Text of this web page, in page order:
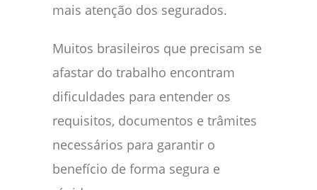
mais atenção dos segurados.
Muitos brasileiros que precisam se
afastar do trabalho encontram
dificuldades para entender os
requisitos, documentos e trâmites
necessários para garantir o
benefício de forma segura e